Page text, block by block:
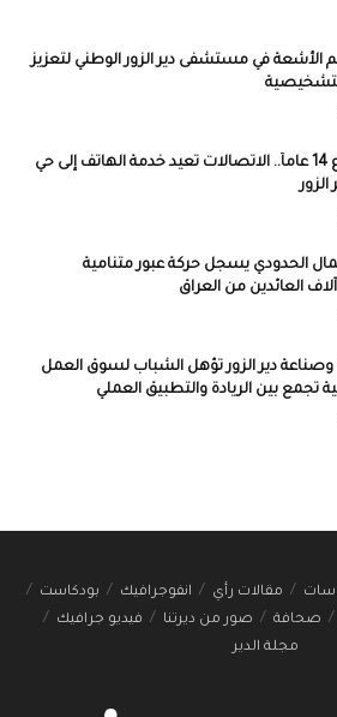
الأشعة في مستشفى دير الزور الوطني لتعزيز
بعد انقطاع 14 عاماً.. الاتصالات تعيد خدمة الهاتف إلى حي
الزور
الحدودي يسجل حركة عبور متنامية
العائدين من العراق
وصناعة دير الزور تؤهل الشباب لسوق العمل
تجمع بين الريادة والتطبيق العملي
مقالات رأي انفوجرافيك
بودكاست
صحافة صور من ديرتنا
فيديو جرافيك
مجلة الدير